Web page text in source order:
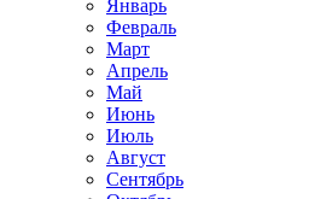
Январь
Февраль
Март
Апрель
Май
Июнь
Июль
Август
Сентябрь